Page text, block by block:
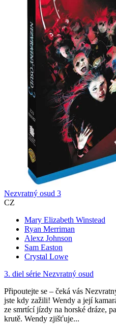
Nezvratný osud 3
CZ
Mary Elizabeth Winstead
Ryan Merriman
Alexz Johnson
Sam Easton
Crystal Lowe
3. diel série Nezvratný osud
Připoutejte se – čeká vás
jste kdy zažili! Wendy a její
ze smrtící jízdy na horské dráze,
krutě. Wendy zjišťuje...